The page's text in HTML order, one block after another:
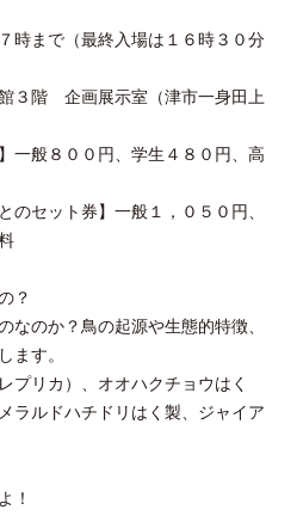
時まで（最終入場は１６時３０分
３階 企画展示室（津市一身田上
一般８００円、学生４８０円、高
券】一般１，０５０円、
？
なのか？鳥の起源や生態的特徴、
ます。
プリカ）、オオハクチョウはく
ラルドハチドリはく製、ジャイア
！